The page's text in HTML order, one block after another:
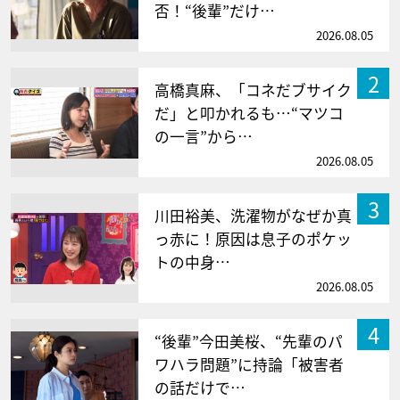
否！“後輩”だけ…
2026.08.05
2
高橋真麻、「コネだブサイク
だ」と叩かれるも…“マツコ
の一言”から…
2026.08.05
3
川田裕美、洗濯物がなぜか真
っ赤に！原因は息子のポケッ
トの中身…
2026.08.05
4
“後輩”今田美桜、“先輩のパ
ワハラ問題”に持論「被害者
の話だけで…